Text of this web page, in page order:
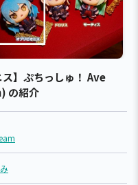
ス】ぷちっしゅ！ Ave
の紹介